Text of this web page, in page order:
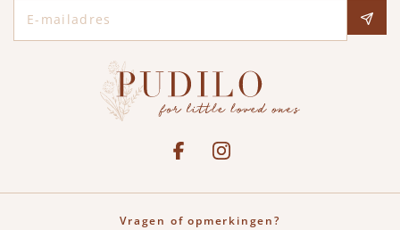
See our FacebookBekijk onze Instagram pagina
Vragen of opmerkingen?